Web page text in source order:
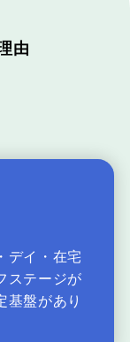
由
デイ・在宅
ステージが
基盤があり